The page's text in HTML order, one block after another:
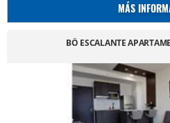
MÁS
BÖ ESCALANTE